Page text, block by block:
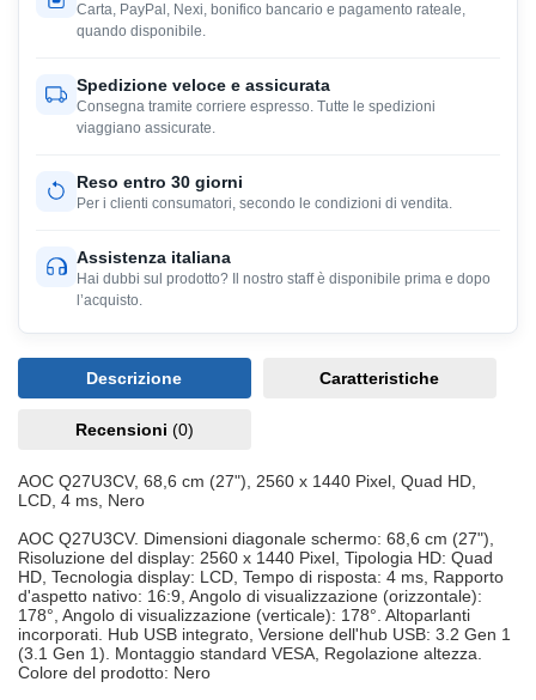
Carta, PayPal, Nexi, bonifico bancario e pagamento rateale,
quando disponibile.
Spedizione veloce e assicurata
Consegna tramite corriere espresso. Tutte le spedizioni
viaggiano assicurate.
Reso entro 30 giorni
Per i clienti consumatori, secondo le condizioni di vendita.
Assistenza italiana
Hai dubbi sul prodotto? Il nostro staff è disponibile prima e dopo
l’acquisto.
Descrizione Caratteristiche
Recensioni (0)
AOC Q27U3CV, 68,6 cm (27"), 2560 x 1440 Pixel, Quad HD,
LCD, 4 ms, Nero
AOC Q27U3CV. Dimensioni diagonale schermo: 68,6 cm (27"),
Risoluzione del display: 2560 x 1440 Pixel, Tipologia HD: Quad
HD, Tecnologia display: LCD, Tempo di risposta: 4 ms, Rapporto
d'aspetto nativo: 16:9, Angolo di visualizzazione (orizzontale):
178°, Angolo di visualizzazione (verticale): 178°. Altoparlanti
incorporati. Hub USB integrato, Versione dell'hub USB: 3.2 Gen 1
(3.1 Gen 1). Montaggio standard VESA, Regolazione altezza.
Colore del prodotto: Nero